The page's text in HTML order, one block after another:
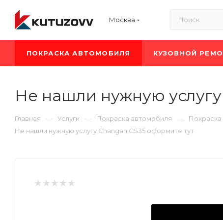
Москва
ПОКРАСКА АВТОМОБИЛЯ КУЗОВНОЙ
Не нашли нужную
Главная — Услуги — Покраска автомобиля — Покраска
Не нашли нужную услугу Changan CS35 оформите тут